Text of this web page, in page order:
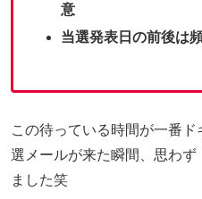
意
当選発表日の前後は
この待っている時間が一番
選メールが来た瞬間、思わ
ました笑